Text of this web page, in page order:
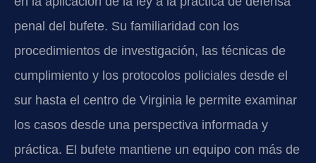
penal del bufete. Su familiaridad con los
procedimientos de investigación, las técnicas de
cumplimiento y los protocolos policiales desde el
sur hasta el centro de Virginia le permite examinar
los casos desde una perspectiva informada y
práctica. El bufete mantiene un equipo con más de